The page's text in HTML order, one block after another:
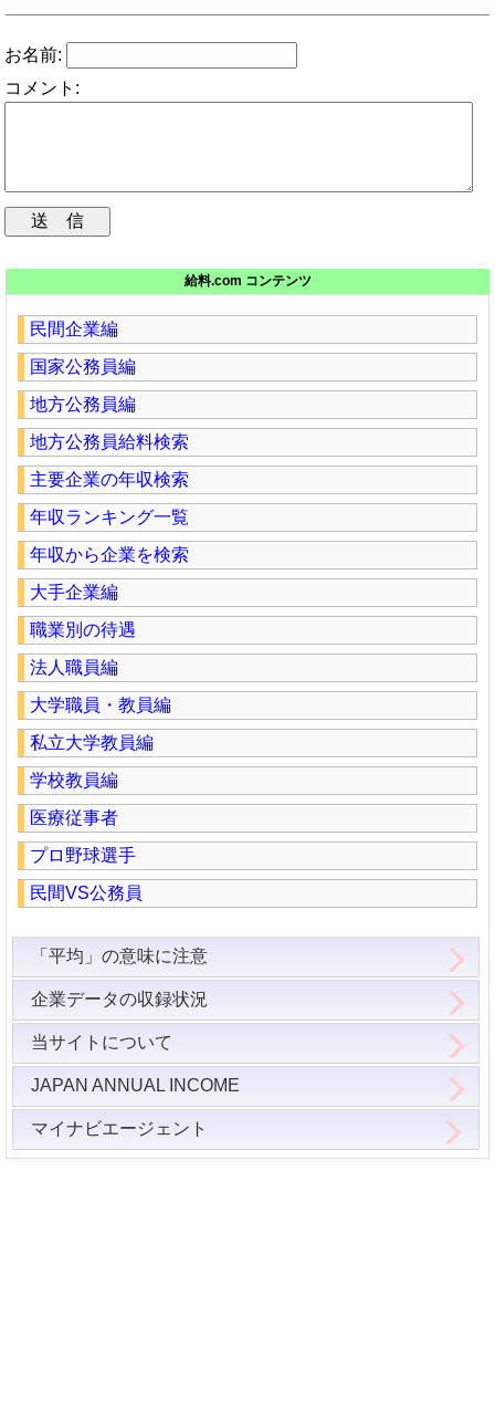
お名前:
コメント:
給料.com コンテンツ
民間企業編
国家公務員編
地方公務員編
地方公務員給料検索
主要企業の年収検索
年収ランキング一覧
年収から企業を検索
大手企業編
職業別の待遇
法人職員編
大学職員・教員編
私立大学教員編
学校教員編
医療従事者
プロ野球選手
民間VS公務員
「平均」の意味に注意
企業データの収録状況
当サイトについて
JAPAN ANNUAL INCOME
マイナビエージェント